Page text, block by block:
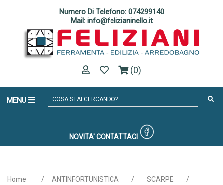
Numero Di Telefono: 074299140
Mail: info@felizianinello.it
(0)
MENU
NOVITA' CONTATTACI
Home / ANTINFORTUNISTICA / SCARPE /